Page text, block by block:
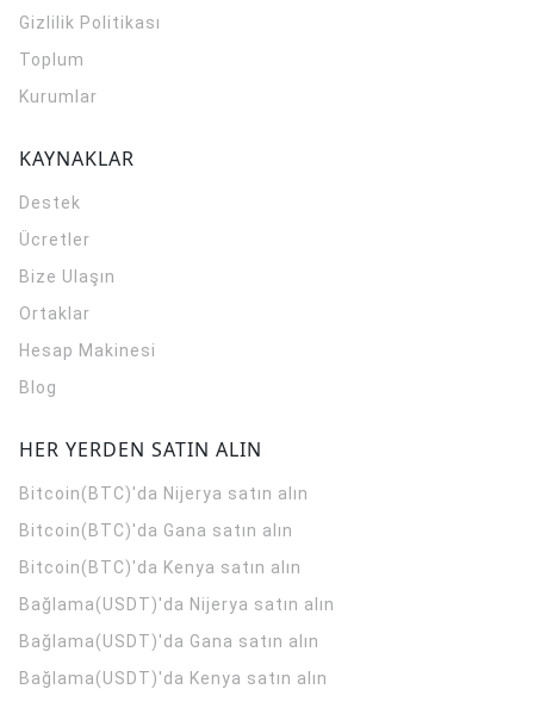
Gizlilik Politikası
Toplum
Kurumlar
KAYNAKLAR
Destek
Ücretler
Bize Ulaşın
Ortaklar
Hesap Makinesi
Blog
HER YERDEN SATIN ALIN
Bitcoin(BTC)'da Nijerya satın alın
Bitcoin(BTC)'da Gana satın alın
Bitcoin(BTC)'da Kenya satın alın
Bağlama(USDT)'da Nijerya satın alın
Bağlama(USDT)'da Gana satın alın
Bağlama(USDT)'da Kenya satın alın